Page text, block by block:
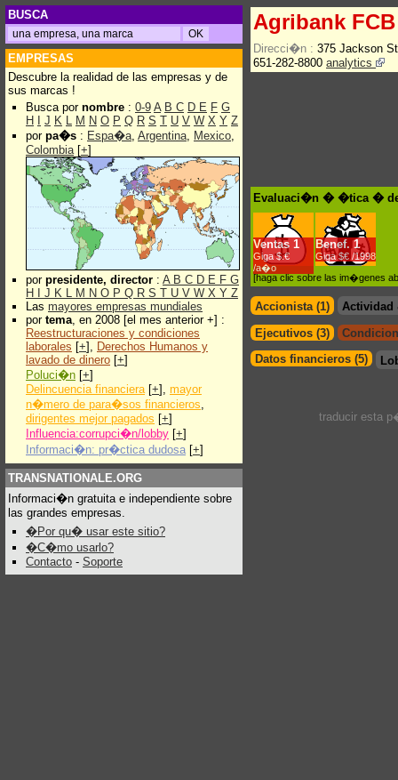
BUSCA
EMPRESAS
Descubre la realidad de las empresas y de
sus marcas !
Busca por nombre : 0-9 A B C D E F G
H
J K L M N O P Q R S T U V W X Y Z
por pa�s : Espa�a, Argentina, Mexico,
Colombia[+]
por presidente, director : A B C D E F G
H
J K L M N O P Q R S T U V W X Y Z
Las mayores empresas mundiales
por tema, en 2008 [el mes anterior +] :
Reestructuraciones y condiciones
laborales [+], Derechos Humanos y
lavado de dinero [+]
Poluci�n [+]
Delincuencia financiera[+], mayor
n�mero de para�sos financieros,
dirigentes mejor pagados [+]
Influencia:corrupci�n/lobby [+]
Informaci�n: pr�ctica dudosa [+]
TRANSNATIONALE.ORG
Informaci�n gratuita e independiente sobre
las grandes empresas.
�Por qu� usar este sitio?
�C�mo usarlo?
Contacto - Soporte
Agribank FCB
Direcci�n : 375 Jackson
651-282-8800 analytics
Evaluaci�n � �tica �
Ventas 1
Giga $.€
/a�o
Benef. 1
Giga $€ /1998
[haga clic sobre las im�genes
Accionista (1)
Actividad
Ejecutivos (3)
Datos financieros (5)
traducir esta